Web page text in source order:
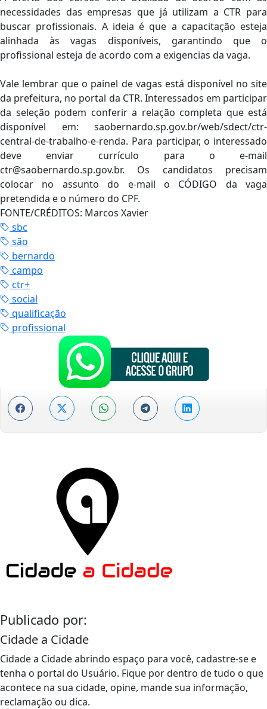
necessidades das empresas que já utilizam a CTR para
buscar profissionais. A ideia é que a capacitação esteja
alinhada às vagas disponíveis, garantindo que o
profissional esteja de acordo com a exigencias da vaga.
Vale lembrar que o painel de vagas está disponível no site
da prefeitura, no portal da CTR. Interessados em participar
da seleção podem conferir a relação completa que está
disponível em: saobernardo.sp.gov.br/web/sdect/ctr-
central-de-trabalho-e-renda. Para participar, o interessado
deve enviar currículo para o e-mail
ctr@saobernardo.sp.gov.br. Os candidatos precisam
colocar no assunto do e-mail o CÓDIGO da vaga
pretendida e o número do CPF.
FONTE/CRÉDITOS: Marcos Xavier
sbc
são
bernardo
campo
ctr+
social
qualificação
profissional
Publicado por:
Cidade a Cidade
Cidade a Cidade abrindo espaço para você, cadastre-se e
tenha o portal do Usuário. Fique por dentro de tudo o que
acontece na sua cidade, opine, mande sua informação,
reclamação ou dica.